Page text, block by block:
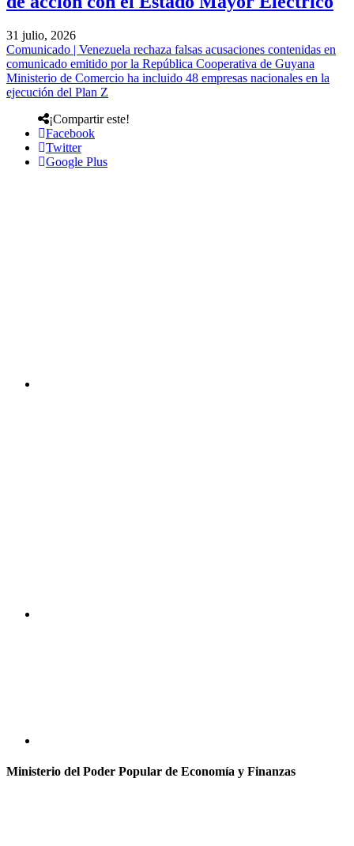
31 julio, 2026
Comunicado | Venezuela rechaza falsas acusaciones contenidas en
comunicado emitido por la República Cooperativa de Guyana
Ministerio de Comercio ha incluido 48 empresas nacionales en la
ejecución del Plan Z
¡Compartir este!
Facebook
Twitter
Google Plus
Ministerio del Poder Popular de Economía y Finanzas